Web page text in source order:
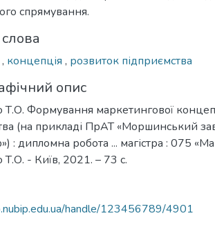
спрямування.
, концепція , розвиток підприємства
опис
Формування маркетингової
(на прикладі ПрАТ «Моршинський
: дипломна робота ... магістра : 075
- Київ, 2021. – 73 с.
handle/123456789/4901